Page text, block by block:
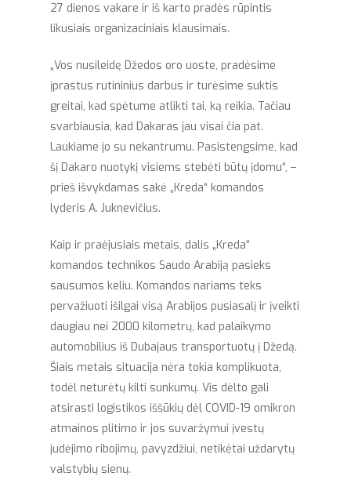
27 dienos vakare ir iš karto pradės rūpintis
likusiais organizaciniais klausimais.
„Vos nusileidę Džedos oro uoste, pradėsime
įprastus rutininius darbus ir turėsime suktis
greitai, kad spėtume atlikti tai, ką reikia. Tačiau
svarbiausia, kad Dakaras jau visai čia pat.
Laukiame jo su nekantrumu. Pasistengsime, kad
šį Dakaro nuotykį visiems stebėti būtų įdomu“, –
prieš išvykdamas sakė „Kreda“ komandos
lyderis A. Juknevičius.
Kaip ir praėjusiais metais, dalis „Kreda“
komandos technikos Saudo Arabiją pasieks
sausumos keliu. Komandos nariams teks
pervažiuoti išilgai visą Arabijos pusiasalį ir įveikti
daugiau nei 2000 kilometrų, kad palaikymo
automobilius iš Dubajaus transportuotų į Džedą.
Šiais metais situacija nėra tokia komplikuota,
todėl neturėtų kilti sunkumų. Vis dėlto gali
atsirasti logistikos iššūkių dėl COVID-19 omikron
atmainos plitimo ir jos suvaržymui įvestų
judėjimo ribojimų, pavyzdžiui, netikėtai uždarytų
valstybių sienų.